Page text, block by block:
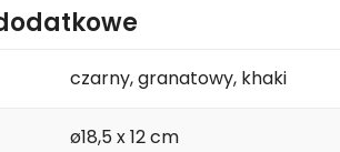
czarny, granatowy, khaki
ø18,5 x 12 cm